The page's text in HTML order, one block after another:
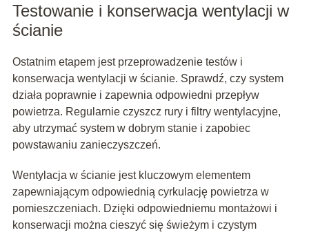
Testowanie i konserwacja wentylacji w
ścianie
Ostatnim etapem jest przeprowadzenie testów i
konserwacja wentylacji w ścianie. Sprawdź, czy system
działa poprawnie i zapewnia odpowiedni przepływ
powietrza. Regularnie czyszcz rury i filtry wentylacyjne,
aby utrzymać system w dobrym stanie i zapobiec
powstawaniu zanieczyszczeń.
Wentylacja w ścianie jest kluczowym elementem
zapewniającym odpowiednią cyrkulację powietrza w
pomieszczeniach. Dzięki odpowiedniemu montażowi i
konserwacji można cieszyć się świeżym i czystym